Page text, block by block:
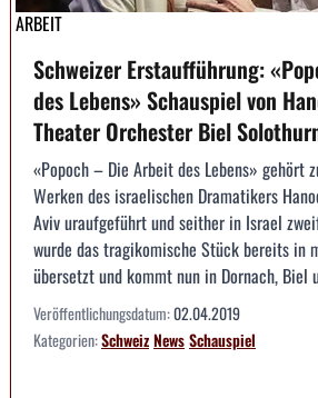
ARBEIT
Schweizer Erstaufführung:
des Lebens» Schauspiel von
Theater Orchester Biel
«Popoch – Die Arbeit des Lebens» gehört
Werken des israelischen Dramatikers
Aviv uraufgeführt und seither in Israel
wurde das tragikomische Stück bereits in
übersetzt und kommt nun in Dornach, Biel
Veröffentlichungsdatum:02.04.2019
Kategorien:SchweizNewsSchauspiel